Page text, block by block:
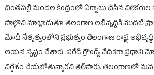
చింతపల్లి మండల కేంద్రంలో ఏర్పాటు చేసిన
పాల్గొని మాట్లాడుతూ తెలంగాణ అభివృద్ధికి మొదటి
మోదీ నేతృత్వంలోని ప్రభుత్వం తెలంగాణ రాష్ట్ర
ఆయన స్పష్టం చేశారు. పరేడ్ గ్రౌండ్స్ వేదికగా ప్రధాని
నిర్దేశం చేయబోతున్నారని తెలిపారు. తెలంగాణలో మన